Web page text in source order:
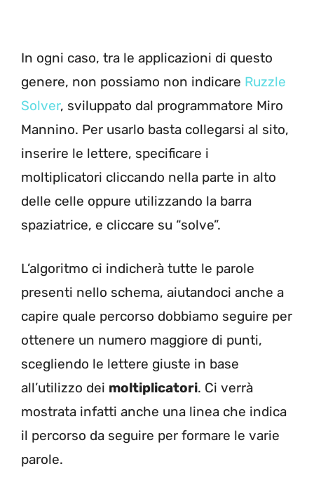
In ogni caso, tra le applicazioni di questo
genere, non possiamo non indicare Ruzzle
Solver, sviluppato dal programmatore Miro
Mannino. Per usarlo basta collegarsi al sito,
inserire le lettere, specificare i
moltiplicatori cliccando nella parte in alto
delle celle oppure utilizzando la barra
spaziatrice, e cliccare su “solve”.
L’algoritmo ci indicherà tutte le parole
presenti nello schema, aiutandoci anche a
capire quale percorso dobbiamo seguire per
ottenere un numero maggiore di punti,
scegliendo le lettere giuste in base
all’utilizzo dei moltiplicatori. Ci verrà
mostrata infatti anche una linea che indica
il percorso da seguire per formare le varie
parole.